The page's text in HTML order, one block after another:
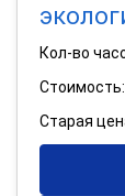
Кол-во
Стоимость:
Старая